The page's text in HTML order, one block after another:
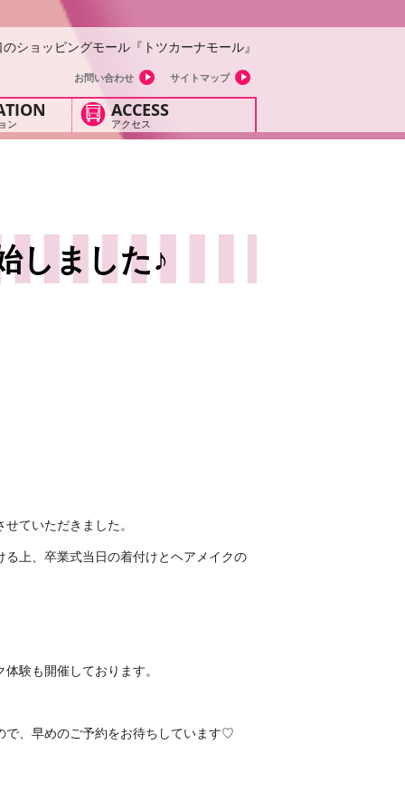
ショッピングモール『トツカーナモール』
お問い合わせ サイトマップ
ン
ACCESS
アクセス
しました♪
ていただきました。
上、卒業式当日の着付けとヘアメイクの
験も開催しております。
で、早めのご予約をお待ちしています♡